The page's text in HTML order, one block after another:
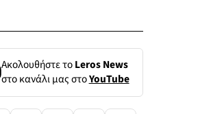
Ακολουθήστε τοLeros News
στο κανάλι μας στοYouTube